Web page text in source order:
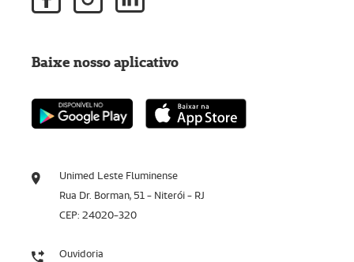
Unimed Leste Fluminense
Rua Dr. Borman, 51 - Niterói - RJ
CEP: 24020-320
Ouvidoria
Baixe nosso aplicativo